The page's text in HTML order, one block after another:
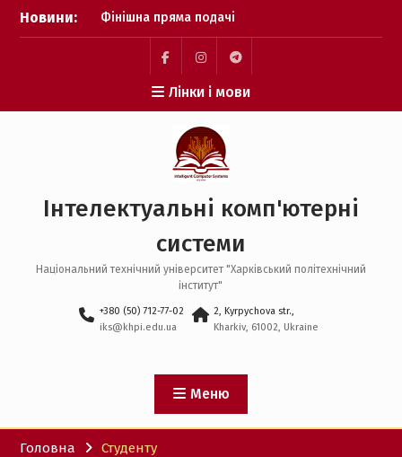
Перейти
Новини:
Фінішна пряма подачі
заявок: перевіряємо, чи
все готово
Пауза на каву: що
відбувається після
завершення подачі
БАКАЛАВР – Важливий
крок зроблено! Бажаємо
Пункт
меню
Пункт
меню
Пункт
меню
Лінки і мови
Інтелектуальні комп'ютерні
системи
Національний технічний університет "Харківський політехнічний
інститут"
+380 (50) 712-77-02
iks@khpi.edu.ua
2, Kyrpychova str.,
Kharkiv, 61002, Ukraine
Меню
Головна Студенту